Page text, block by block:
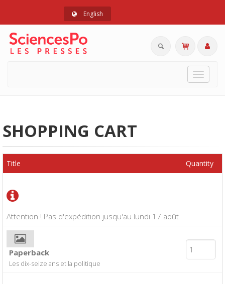
English
Toggle
SHOPPING CART
Attention ! Pas d'expédition jusqu'au lundi 17 août
Title Quantity
Paperback
Les dix-seize ans et la politique